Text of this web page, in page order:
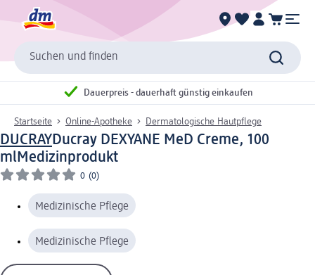
Suchen und finden
Dauerpreis - dauerhaft günstig einkaufen
Startseite Online-Apotheke Dermatologische Hautpflege
DUCRAYDucray DEXYANE MeD Creme, 100
mlMedizinprodukt
0 (0)
Medizinische Pflege
Medizinische Pflege